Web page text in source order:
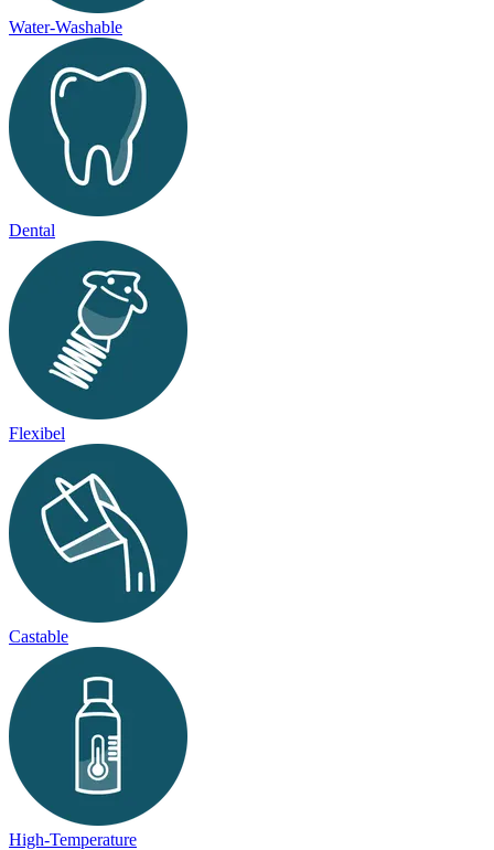
Water-Washable
Dental
Flexibel
Castable
High-Temperature